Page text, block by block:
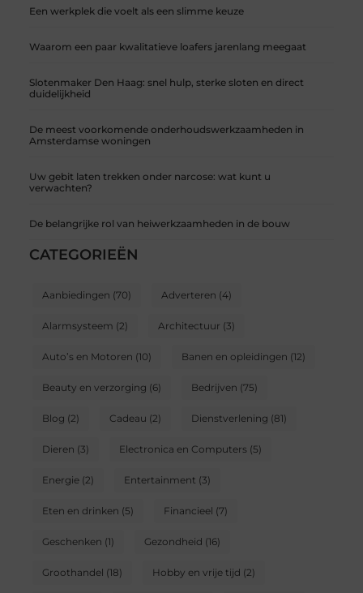
Een werkplek die voelt als een slimme keuze
Waarom een paar kwalitatieve loafers jarenlang meegaat
Slotenmaker Den Haag: snel hulp, sterke sloten en direct
duidelijkheid
De meest voorkomende onderhoudswerkzaamheden in
Amsterdamse woningen
Uw gebit laten trekken onder narcose: wat kunt u
verwachten?
De belangrijke rol van heiwerkzaamheden in de bouw
CATEGORIEËN
Aanbiedingen (70) Adverteren (4)
Alarmsysteem (2) Architectuur (3)
Auto’s en Motoren (10) Banen en opleidingen (12)
Beauty en verzorging (6) Bedrijven (75)
Blog (2) Cadeau (2) Dienstverlening (81)
Dieren (3) Electronica en Computers(5)
Energie(2) Entertainment (3)
Eten en drinken (5) Financieel (7)
Geschenken (1) Gezondheid (16)
Groothandel (18) Hobby en vrije tijd (2)